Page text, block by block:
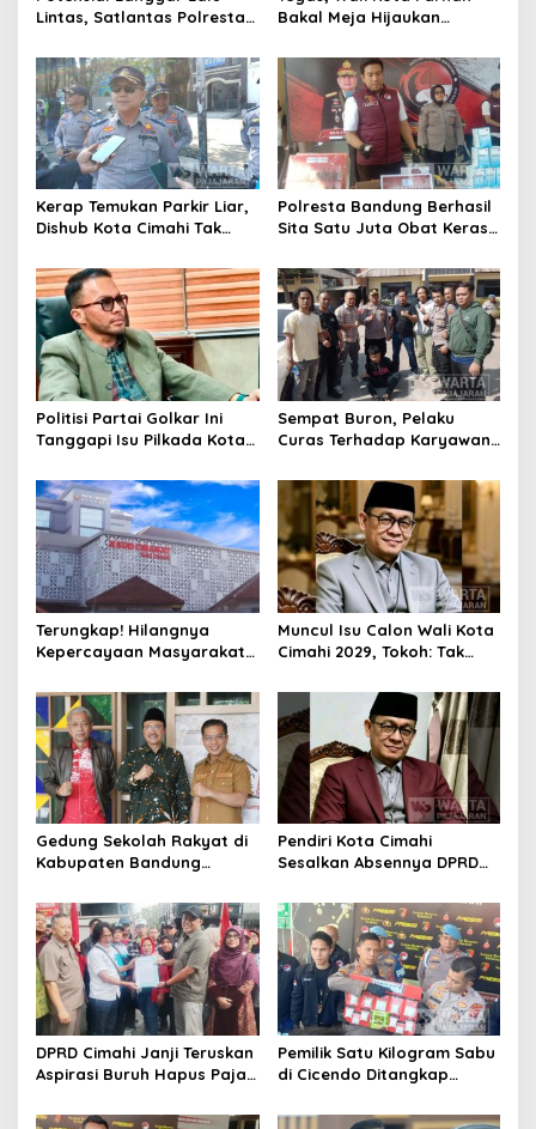
Lintas, Satlantas Polresta
Motor Berknalpot Brong
Bakal Meja Hijaukan
Riau
Kerap Temukan Parkir Liar,
Dishub Kota Cimahi Tak
Pembinaan
Polresta Bandung Berhasil
Sita Satu Juta Obat Keras
Kasus Narkoba
Politisi Partai Golkar Ini
Tanggapi Isu Pilkada Kota
Sempat Buron, Pelaku
Curas Terhadap Karyawan
Ditangkap Polisi
Terungkap! Hilangnya
Kepercayaan Masyarakat
Rebranding RSUD Cibabat
Muncul Isu Calon Wali Kota
Cimahi 2029, Tokoh: Tak
Legitimasi Parpol
Gedung Sekolah Rakyat di
Kabupaten Bandung
Siap Tampung Dua Ribu
Siswa
Pendiri Kota Cimahi
Sesalkan Absennya DPRD
Rebranding RSUD Cibabat
DPRD Cimahi Janji Teruskan
Aspirasi Buruh Hapus Pajak
dan DPR
Pemilik Satu Kilogram Sabu
di Cicendo Ditangkap